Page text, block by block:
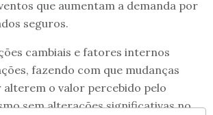
que aumentam a demanda por
seguros.
cambiais e fatores internos
fazendo com que mudanças
alterem o valor percebido pelo
sem alterações significativas no